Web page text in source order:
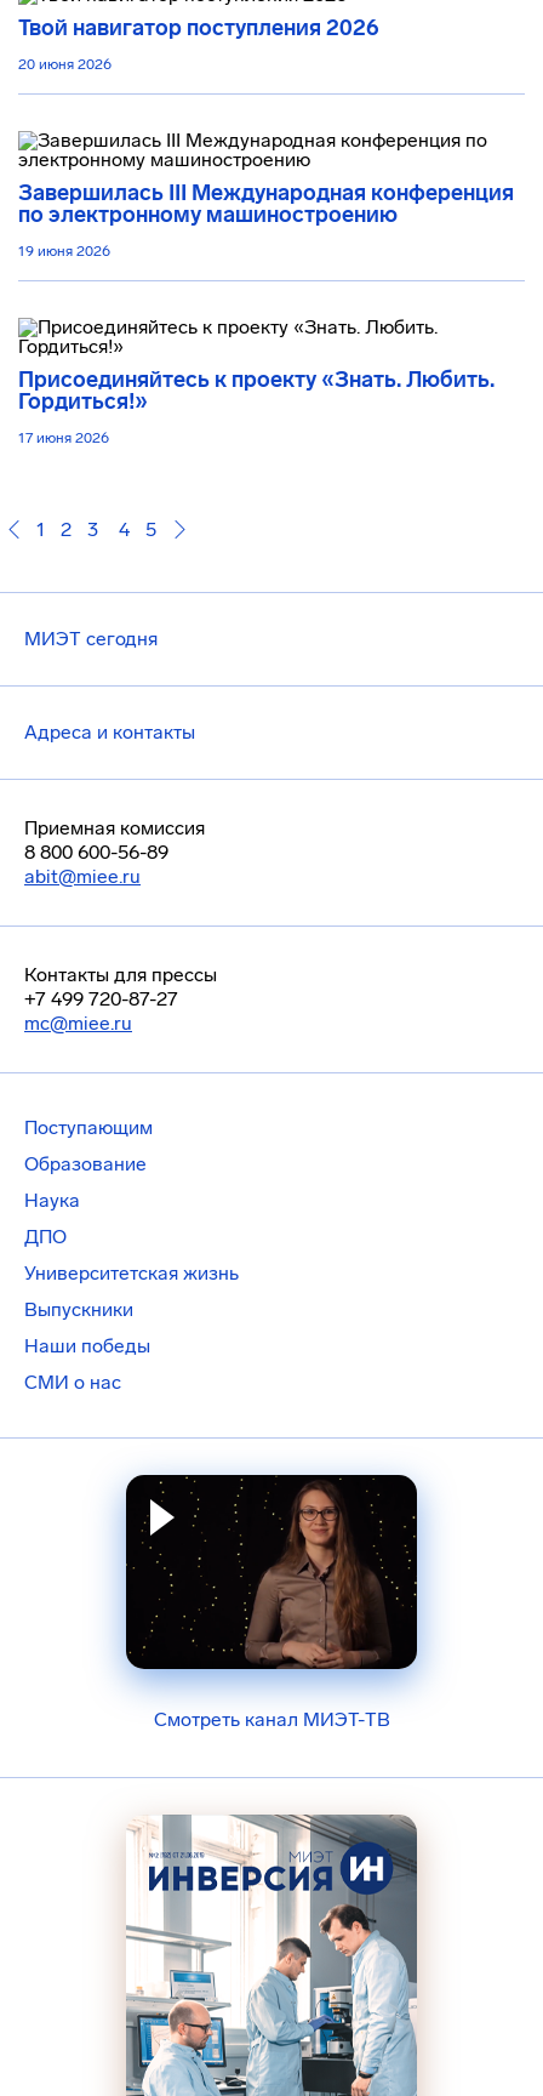
Твой навигатор поступления 2026
20 июня 2026
Завершилась III Международная конференция
по электронному машиностроению
19 июня 2026
Присоединяйтесь к проекту «Знать. Любить.
Гордиться!»
17 июня 2026
1 2 3 4 5
МИЭТ сегодня
Адреса и контакты
Приемная комиссия
8 800 600-56-89
abit@miee.ru
Контакты для прессы
+7 499 720-87-27
mc@miee.ru
Поступающим
Образование
Наука
ДПО
Университетская жизнь
Выпускники
Наши победы
СМИ о нас
Смотреть канал МИЭТ-ТВ